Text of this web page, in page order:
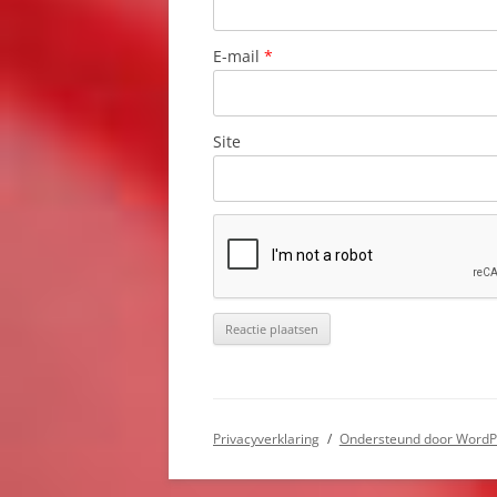
E-mail *
Site
Privacyverklaring Ondersteund door